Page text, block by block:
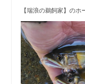
【瑞浪の鵜飼家】のホ